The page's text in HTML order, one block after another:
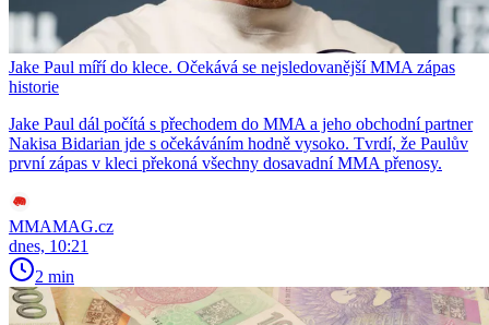
Jake Paul míří do klece. Očekává se nejsledovanější MMA zápas
historie
Jake Paul dál počítá s přechodem do MMA a jeho obchodní partner
Nakisa Bidarian jde s očekáváním hodně vysoko. Tvrdí, že Paulův
první zápas v kleci překoná všechny dosavadní MMA přenosy.
MMAMAG.cz
dnes, 10:21
2 min